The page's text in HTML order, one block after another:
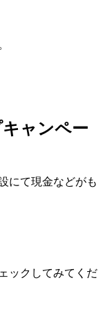
ャンペー
にて現金などがも
ックしてみてくだ